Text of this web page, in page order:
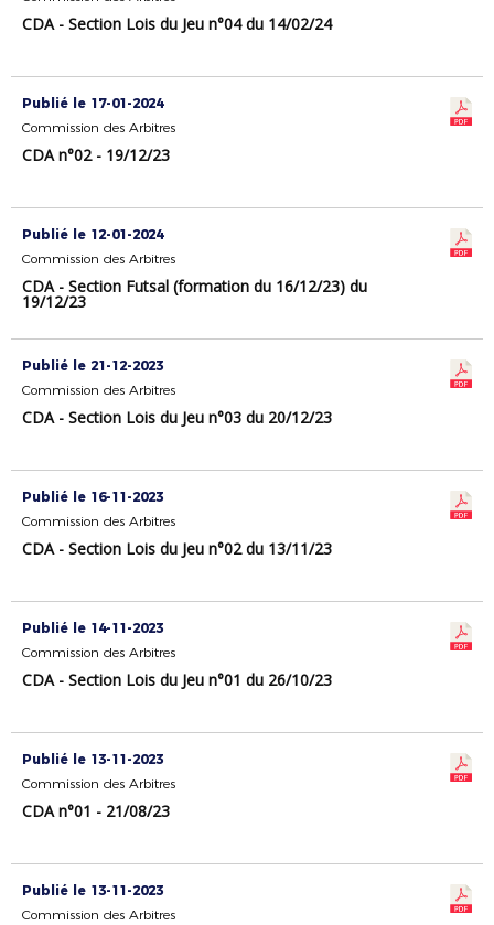
CDA - Section Lois du Jeu n°04 du 14/02/24
Publié le 17-01-2024
Commission des Arbitres
CDA n°02 - 19/12/23
Publié le 12-01-2024
Commission des Arbitres
CDA - Section Futsal (formation du 16/12/23) du
19/12/23
Publié le 21-12-2023
Commission des Arbitres
CDA - Section Lois du Jeu n°03 du 20/12/23
Publié le 16-11-2023
Commission des Arbitres
CDA - Section Lois du Jeu n°02 du 13/11/23
Publié le 14-11-2023
Commission des Arbitres
CDA - Section Lois du Jeu n°01 du 26/10/23
Publié le 13-11-2023
Commission des Arbitres
CDA n°01 - 21/08/23
Publié le 13-11-2023
Commission des Arbitres